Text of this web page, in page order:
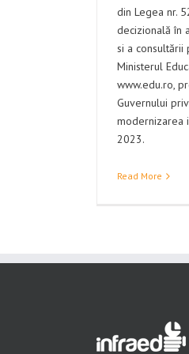
din Legea nr.
decizională în
si a consultării
Ministerul
www.edu.ro,
Guvernului
modernizarea
2023.
Read More